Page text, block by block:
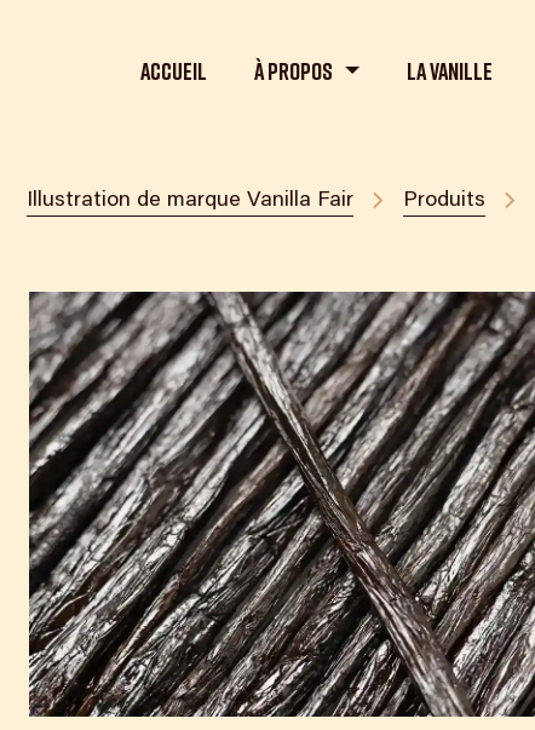
Accueil À propos La Vanille
Illustration de marque Vanilla Fair Produits